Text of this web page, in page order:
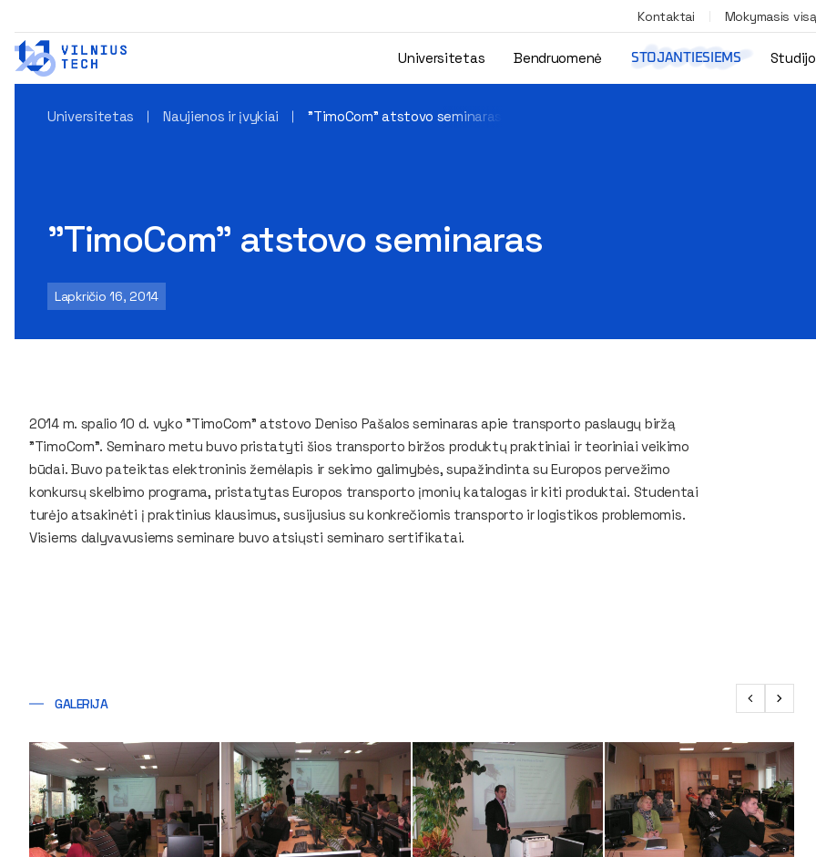
Kontaktai Mokymasis
Universitetas Bendruomenė STOJANTIESIEMS
Universitetas Naujienos ir įvykiai "TimoCom" atstovo seminaras
"TimoCom" atstovo seminaras
Lapkričio 16, 2014
2014 m. spalio 10 d. vyko "TimoCom" atstovo Deniso Pašalos seminaras apie transporto paslaugų biržą
"TimoCom". Seminaro metu buvo pristatyti šios transporto biržos produktų praktiniai ir teoriniai veikimo
būdai. Buvo pateiktas elektroninis žemėlapis ir sekimo galimybės, supažindinta su Europos pervežimo
konkursų skelbimo programa, pristatytas Europos transporto įmonių katalogas ir kiti produktai. Studentai
turėjo atsakinėti į praktinius klausimus, susijusius su konkrečiomis transporto ir logistikos problemomis.
Visiems dalyvavusiems seminare buvo atsiųsti seminaro sertifikatai.
GALERIJA